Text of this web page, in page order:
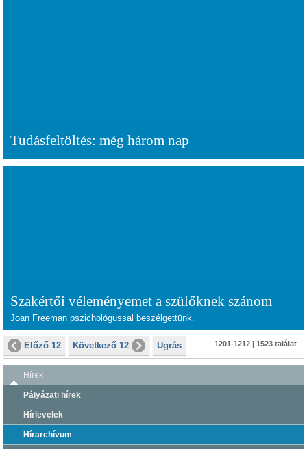
Tudásfeltöltés: még három nap
Szakértői véleményemet a szülőknek szánom
Joan Freeman pszichológussal beszélgettünk.
Előző 12 Következő 12 Ugrás 1201-1212 | 1523 találat
Hírek
Pályázati hírek
Hírlevelek
Hírarchívum